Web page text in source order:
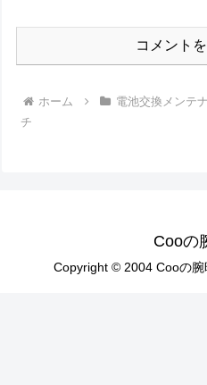
コメント
ホーム 電池交換メンテ
チ
Cooの
Copyright © 2004 Cooの